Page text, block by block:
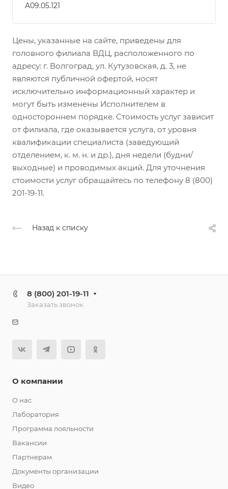
A09.05.121
Цены, указанные на сайте, приведены для
головного филиала ВДЦ, расположенного по
адресу: г. Волгоград, ул. Кутузовская, д. 3, не
являются публичной офертой, носят
исключительно информационный характер и
могут быть изменены Исполнителем в
одностороннем порядке. Стоимость услуг зависит
от филиала, где оказывается услуга, от уровня
квалификации специалиста (заведующий
отделением, к. м. н. и др.), дня недели (будни/
выходные) и проводимых акций. Для уточнения
стоимости услуг обращайтесь по телефону 8 (800)
201-19-11.
Назад к списку
8 (800) 201-19-11
Заказать звонок
О компании
О нас
Лаборатория
Программа лояльности
Вакансии
Партнерам
Документы организации
Видео